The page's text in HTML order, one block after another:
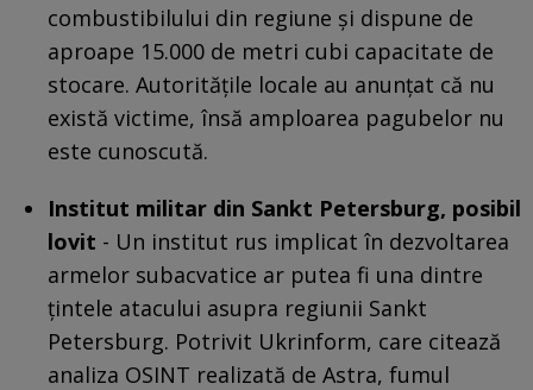
combustibilului din regiune și dispune de
aproape 15.000 de metri cubi capacitate de
stocare. Autoritățile locale au anunțat că nu
există victime, însă amploarea pagubelor nu
este cunoscută.
Institut militar din Sankt Petersburg, posibil
lovit - Un institut rus implicat în dezvoltarea
armelor subacvatice ar putea fi una dintre
țintele atacului asupra regiunii Sankt
Petersburg. Potrivit Ukrinform, care citează
analiza OSINT realizată de Astra, fumul